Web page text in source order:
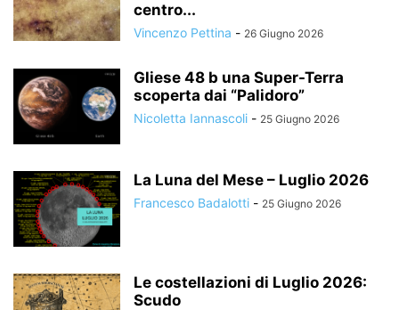
centro...
Vincenzo Pettina - 26 Giugno 2026
Gliese 48 b una Super-Terra
scoperta dai “Palidoro”
Nicoletta Iannascoli - 25 Giugno 2026
La Luna del Mese – Luglio 2026
Francesco Badalotti - 25 Giugno 2026
Le costellazioni di Luglio 2026:
Scudo